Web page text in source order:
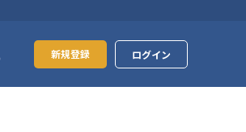
新規登録 ログイン